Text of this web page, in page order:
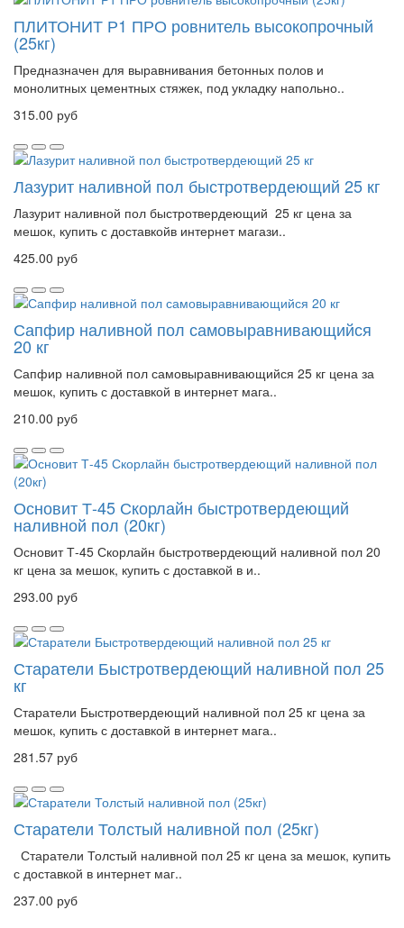
ПЛИТОНИТ Р1 ПРО ровнитель высокопрочный
(25кг)
Предназначен для выравнивания бетонных полов и
монолитных цементных стяжек, под укладку напольно..
315.00 руб
Лазурит наливной пол быстротвердеющий 25 кг
Лазурит наливной пол быстротвердеющий 25 кг цена за
мешок, купить с доставкойв интернет магази..
425.00 руб
Сапфир наливной пол самовыравнивающийся
20 кг
Сапфир наливной пол самовыравнивающийся 25 кг цена за
мешок, купить с доставкой в интернет мага..
210.00 руб
Основит Т-45 Скорлайн быстротвердеющий
наливной пол (20кг)
Основит Т-45 Скорлайн быстротвердеющий наливной пол 20
кг цена за мешок, купить с доставкой в и..
293.00 руб
Старатели Быстротвердеющий наливной пол 25
кг
Старатели Быстротвердеющий наливной пол 25 кг цена за
мешок, купить с доставкой в интернет мага..
281.57 руб
Старатели Толстый наливной пол (25кг)
Старатели Толстый наливной пол 25 кг цена за мешок, купить
с доставкой в интернет маг..
237.00 руб